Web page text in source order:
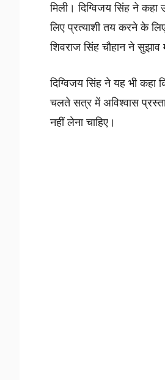
मिली। दिग्विजय सिंह ने कहा
लिए प्रत्याशी तय करने के
शिवराज सिंह चौहान ने
दिग्विजय सिंह ने यह भी कहा
चलते सत्र में अविश्वास
नहीं लेना चाहिए।